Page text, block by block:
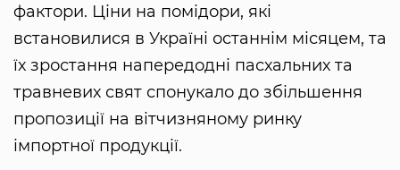
фактори. Ціни на помідори, які
встановилися в Україні останнім місяцем, та
їх зростання напередодні пасхальних та
травневих свят спонукало до збільшення
пропозиції на вітчизняному ринку
імпортної продукції.